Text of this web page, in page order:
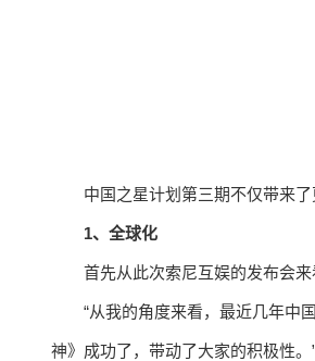
中国之星计划第三期不仅带来
1、全球化
首先从此次索尼互娱的发布会来
“从我的角度来看，最近几年中
神》成功了，带动了大家的积极性。